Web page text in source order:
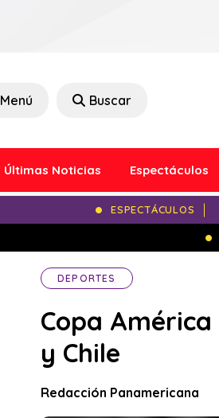
Menú Buscar
Últimas Noticias Espectáculos
ESPECTÁCULOS
DEPORTES
Copa
y Chile
Redacción Panamericana